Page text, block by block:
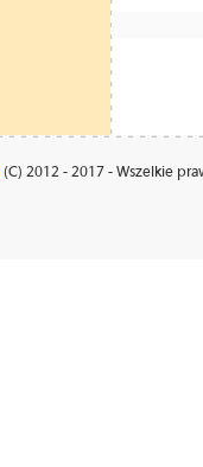
(C) 2012 - 2017 - Wszelkie